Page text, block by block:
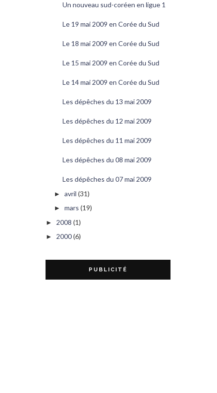
Un nouveau sud-coréen en ligue 1
Le 19 mai 2009 en Corée du Sud
Le 18 mai 2009 en Corée du Sud
Le 15 mai 2009 en Corée du Sud
Le 14 mai 2009 en Corée du Sud
Les dépêches du 13 mai 2009
Les dépêches du 12 mai 2009
Les dépêches du 11 mai 2009
Les dépêches du 08 mai 2009
Les dépêches du 07 mai 2009
► avril (31)
► mars (19)
► 2008 (1)
► 2000(6)
PUBLICITÉ